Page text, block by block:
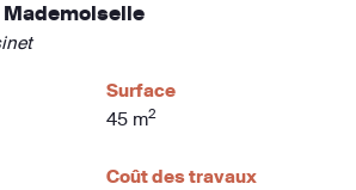
Mademoiselle
Surface
45 m2
Coût des travaux